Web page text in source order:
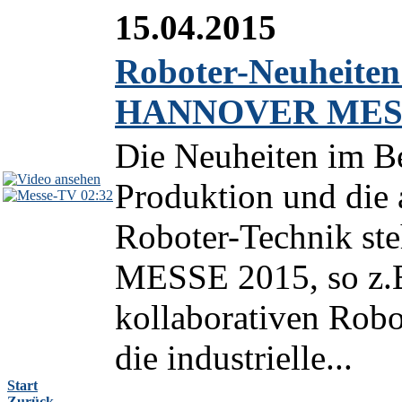
02:32
15.04.2015
Roboter-
HANNOVER
Die Neuheiten im
Produktion und die
Roboter-Technik
MESSE 2015, so
kollaborativen
die industrielle...
Start